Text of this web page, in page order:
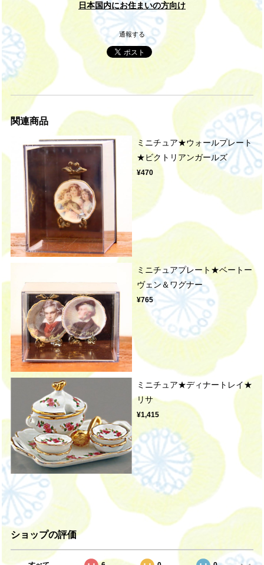
日本国内にお住まいの方向け
通報する
関連商品
ミニチュア★ウォールプレート
★ビクトリアンガールズ
¥470
ミニチュアプレート★ベートー
ヴェン＆ワグナー
¥765
ミニチュア★ディナートレイ★
リサ
¥1,415
ショップの評価